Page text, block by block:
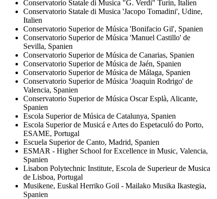
Conservatorio Statale di Musica "G. Verdi" Turin, Italien
Conservatorio Statale di Musica 'Jacopo Tomadini', Udine,
Italien
Conservatorio Superior de Música 'Bonifacio Gil', Spanien
Conservatorio Superior de Música 'Manuel Castillo' de
Sevilla, Spanien
Conservatorio Superior de Música de Canarias, Spanien
Conservatorio Superior de Música de Jaén, Spanien
Conservatorio Superior de Música de Málaga, Spanien
Conservatorio Superior de Música 'Joaquin Rodrigo' de
Valencia, Spanien
Conservatorio Superior de Música Oscar Esplà, Alicante,
Spanien
Escola Superior de Música de Catalunya, Spanien
Escola Superior de Musicá e Artes do Espetaculó do Porto,
ESAME, Portugal
Escuela Superior de Canto, Madrid, Spanien
ESMAR - Higher School for Excellence in Music, Valencia,
Spanien
Lisabon Polytechnic Institute, Escola de Superieur de Musica
de Lisboa, Portugal
Musikene, Euskal Herriko Goil - Mailako Musika Ikastegia,
Spanien